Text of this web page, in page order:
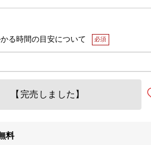
る時間の目安について
【完売しました】
料